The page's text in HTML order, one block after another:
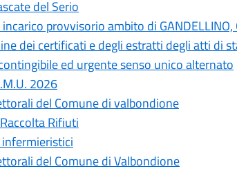
del Serio
provvisorio ambito di GANDELLINO,
dei certificati e degli estratti degli atti di
ed urgente senso unico alternato
2026
del Comune di valbondione
Rifiuti
del Comune di Valbondione